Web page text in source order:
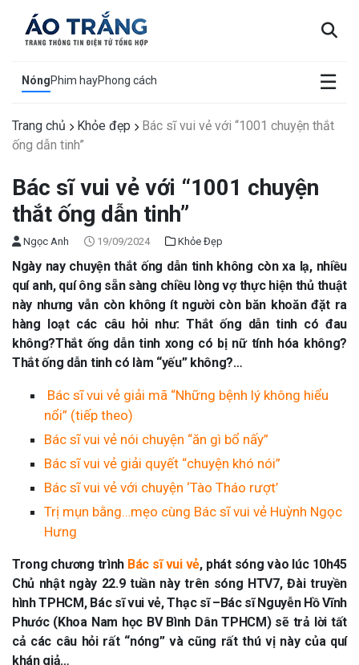
NóngPhim hayPhong cách ☰
×
Trang chủ Khỏe đẹp
Bác sĩ vui vẻ với “1001 chuyện thắt
ống dẫn tinh”
Bác sĩ vui vẻ với “1001 chuyện
thắt ống dẫn tinh”
Ngọc Anh 19/09/2024 Khỏe Đẹp
Ngày nay chuyện thắt ống dẫn tinh không còn xa lạ, nhiều
quí anh, quí ông sẵn sàng chiều lòng vợ thực hiện thủ thuật
này nhưng vẫn còn không ít người còn băn khoăn đặt ra
hàng loạt các câu hỏi như: Thắt ống dẫn tinh có đau
không?Thắt ống dẫn tinh xong có bị nữ tính hóa không?
Thắt ống dẫn tinh có làm “yếu” không?…
Bác sĩ vui vẻ giải mã “Những bệnh lý không hiểu
nổi” (tiếp theo)
Bác sĩ vui vẻ nói chuyện “ăn gì bổ nấy”
Bác sĩ vui vẻ giải quyết “chuyện khó nói”
Bác sĩ vui vẻ với chuyện ‘Tào Tháo rượt’
Trị mụn bằng…mẹo cùng Bác sĩ vui vẻ Huỳnh Ngọc
Hưng
Trong chương trình Bác sĩ vui vẻ, phát sóng vào lúc 10h45
Chủ nhật ngày 22.9 tuần này trên sóng HTV7, Đài truyền
hình TPHCM, Bác sĩ vui vẻ, Thạc sĩ –Bác sĩ Nguyễn Hồ Vĩnh
Phước (Khoa Nam học BV Bình Dân TPHCM) sẽ trả lời tất
cả các câu hỏi rất “nóng” và cũng rất thú vị này của quí
khán giả…